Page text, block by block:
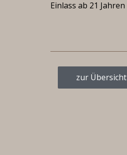
Einlass ab 21 Jahren
zur Übersicht